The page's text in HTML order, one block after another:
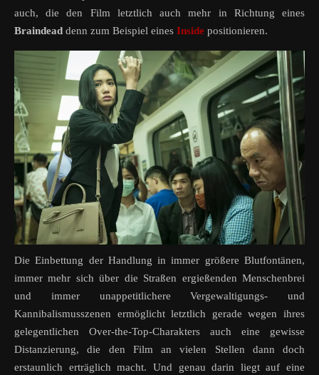
auch, die den Film letztlich auch mehr in Richtung eines
Braindead denn zum Beispiel eines Inside positionieren.
Die Einbettung der Handlung in immer größere Blutfontänen,
immer mehr sich über die Straßen ergießenden Menschenbrei
und immer unappetitlichere Vergewaltigungs- und
Kannibalismusszenen ermöglicht letztlich gerade wegen ihres
gelegentlichen Over-the-Top-Charakters auch eine gewisse
Distanzierung, die den Film an vielen Stellen dann doch
erstaunlich erträglich macht. Und genau darin liegt auf eine